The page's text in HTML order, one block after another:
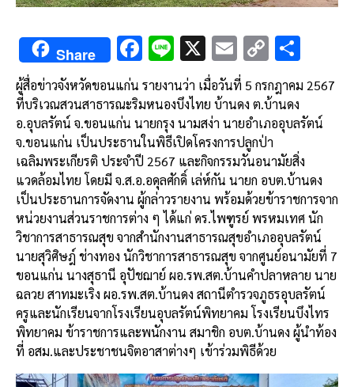
Share F
e
b
o
o
k
Li
n
e
X E
m
ai
l
C
py
Li
n
k
h
ar
e
ผู้สื่อข่าวจังหวัดขอนแก่น รายงานว่า เมื่อวันที่ 5 กรกฎาคม 2567
ที่บริเวณสวนสาธารณะริมหนองบึงไทย บ้านดง ต.บ้านดง
อ.อุบลรัตน์ จ.ขอนแก่น นายกรุง นามสง่า นายอำเภออุบลรัตน์
จ.ขอนแก่น เป็นประธานในพิธีเปิดโครงการปลูกป่า
เฉลิมพระเกียรติ ประจำปี 2567 และกิจกรรมวันอนามัยสิ่ง
แวดล้อมไทย โดยมี จ.ส.อ.อดุลศักดิ์ เล่ห์กัน นายก อบต.บ้านดง
เป็นประธานการจัดงาน ผู้กล่าวรายงาน พร้อมด้วยข้าราชการจาก
หน่วยงานส่วนราชการต่าง ๆ ได้แก่ ดร.ไพฑูรย์ พรหมเทศ นัก
วิชาการสาธารณสุข จากสำนักงานสาธารณสุขอำเภออุบลรัตน์
นายสุวิศิษฎ์ ช่างทอง นักวิชาการสาธารณสุข จากศูนย์อนามัยที่ 7
ขอนแก่น นางสุธานี อุปัชฌาย์ ผอ.รพ.สต.บ้านคำปลาหลาย นาย
ฉลวย สาทมะเริง ผอ.รพ.สต.บ้านดง สถานีตำรวจภูธรอุบลรัตน์
ครูและนักเรียนจากโรงเรียนอุบลรัตน์พิทยาคม โรงเรียนบึงไทร
พิทยาคม ข้าราชการและพนักงาน สมาชิก อบต.บ้านดง ผู้นำท้อง
ที่ อสม.และประชาชนจิตอาสาต่างๆ เข้าร่วมพิธีด้วย